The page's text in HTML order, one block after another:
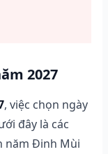
2027
, việc chọn ngày
đây là các
năm Đinh Mùi